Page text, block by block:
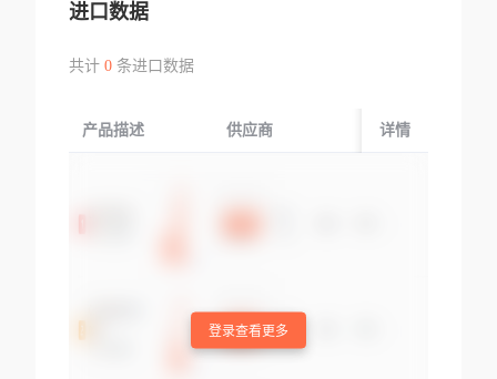
进口数据
共计 0条进口数据
产品描述 供应商 起运国/地区
详情
登录查看更多